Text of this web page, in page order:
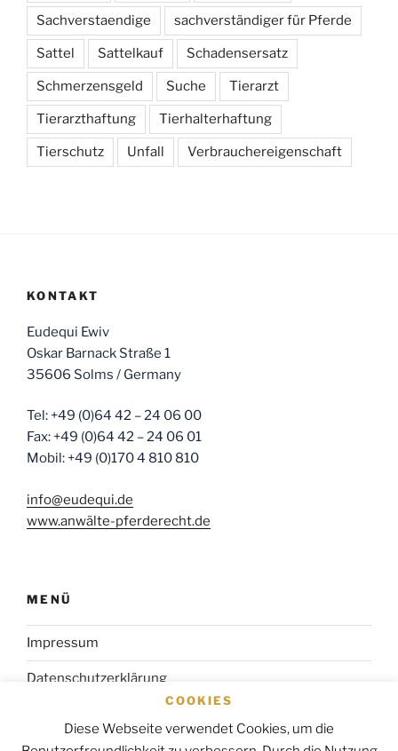
Sachverstaendige sachverständiger für Pferde
Sattel Sattelkauf Schadensersatz
Schmerzensgeld Suche Tierarzt
Tierarzthaftung Tierhalterhaftung
Tierschutz Unfall Verbrauchereigenschaft
KONTAKT
Eudequi Ewiv
Oskar Barnack Straße 1
35606 Solms / Germany
Tel: +49 (0)64 42 – 24 06 00
Fax: +49 (0)64 42 – 24 06 01
Mobil: +49 (0)170 4 810 810
info@eudequi.de
www.anwälte-pferderecht.de
MENÜ
Impressum
Datenschutzerklärung
COOKIES
Diese Webseite verwendet Cookies, um die